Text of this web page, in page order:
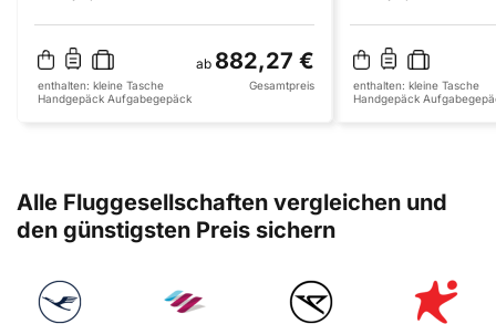
ab 882,27 €
enthalten: kleine Tasche
Handgepäck Aufgabegepäck
Gesamtpreis enthalten: kleine Tasche
Handgepäck
Alle Fluggesellschaften vergleichen und
den günstigsten Preis sichern